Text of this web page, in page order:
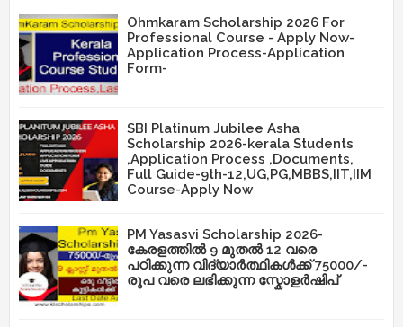
Ohmkaram Scholarship 2026 For
Professional Course - Apply Now-
Application Process-Application
Form-
SBI Platinum Jubilee Asha
Scholarship 2026-kerala Students
,Application Process ,Documents,
Full Guide-9th-12,UG,PG,MBBS,IIT,IIM
Course-Apply Now
PM Yasasvi Scholarship 2026-
കേരളത്തിൽ 9 മുതൽ 12 വരെ
പഠിക്കുന്ന വിദ്യാർത്ഥികൾക്ക് 75000/-
രൂപ വരെ ലഭിക്കുന്ന സ്കോളർഷിപ്